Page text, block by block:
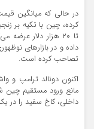
تا ۲۰ هزار دلار
تصاحب کرده است.
مانع ورود مستقیم چین
داخلی، کاخ سفید را در